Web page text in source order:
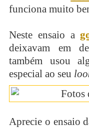
funciona muito
Neste ensaio a
deixavam em
também usou
especial ao seu
Aprecie o ensaio